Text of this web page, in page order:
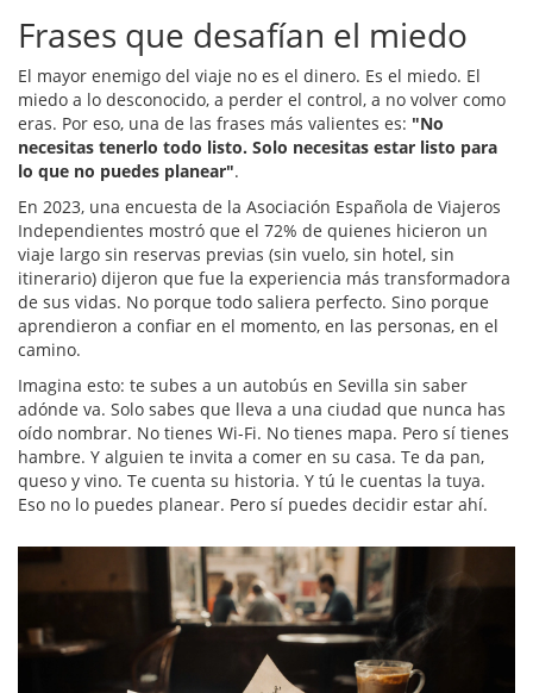
Frases que desafían el miedo
El mayor enemigo del viaje no es el dinero. Es el miedo. El
miedo a lo desconocido, a perder el control, a no volver como
eras. Por eso, una de las frases más valientes es: "No
necesitas tenerlo todo listo. Solo necesitas estar listo para
lo que no puedes planear".
En 2023, una encuesta de la Asociación Española de Viajeros
Independientes mostró que el 72% de quienes hicieron un
viaje largo sin reservas previas (sin vuelo, sin hotel, sin
itinerario) dijeron que fue la experiencia más transformadora
de sus vidas. No porque todo saliera perfecto. Sino porque
aprendieron a confiar en el momento, en las personas, en el
camino.
Imagina esto: te subes a un autobús en Sevilla sin saber
adónde va. Solo sabes que lleva a una ciudad que nunca has
oído nombrar. No tienes Wi-Fi. No tienes mapa. Pero sí tienes
hambre. Y alguien te invita a comer en su casa. Te da pan,
queso y vino. Te cuenta su historia. Y tú le cuentas la tuya.
Eso no lo puedes planear. Pero sí puedes decidir estar ahí.